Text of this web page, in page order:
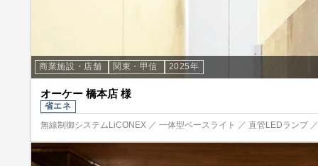
商業施設・店舗 関東・甲信 2025年
オーケー 橋本店 様
省エネ
無線制御システムLiCONEX ／ 一体型ベースライト ／ 直管LEDランプ